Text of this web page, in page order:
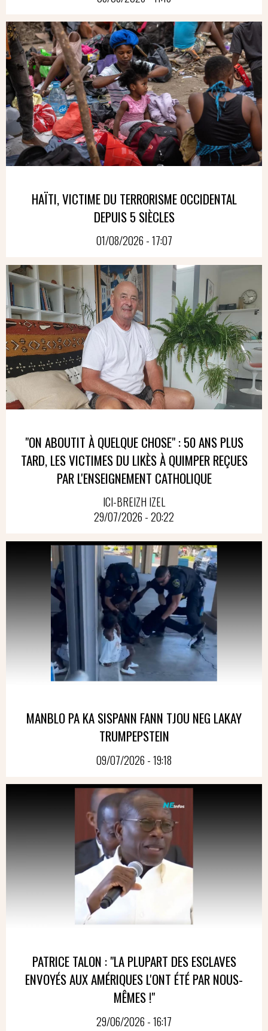
HAÏTI, VICTIME DU TERRORISME OCCIDENTAL
DEPUIS 5 SIÈCLES
01/08/2026 - 17:07
"ON ABOUTIT À QUELQUE CHOSE" : 50 ANS PLUS
TARD, LES VICTIMES DU LIKÈS À QUIMPER REÇUES
PAR L'ENSEIGNEMENT CATHOLIQUE
ICI-BREIZH IZEL
29/07/2026 - 20:22
MANBLO PA KA SISPANN FANN TJOU NEG LAKAY
TRUMPEPSTEIN
09/07/2026 - 19:18
PATRICE TALON : "LA PLUPART DES ESCLAVES
ENVOYÉS AUX AMÉRIQUES L'ONT ÉTÉ PAR NOUS-
MÊMES !"
29/06/2026 - 16:17